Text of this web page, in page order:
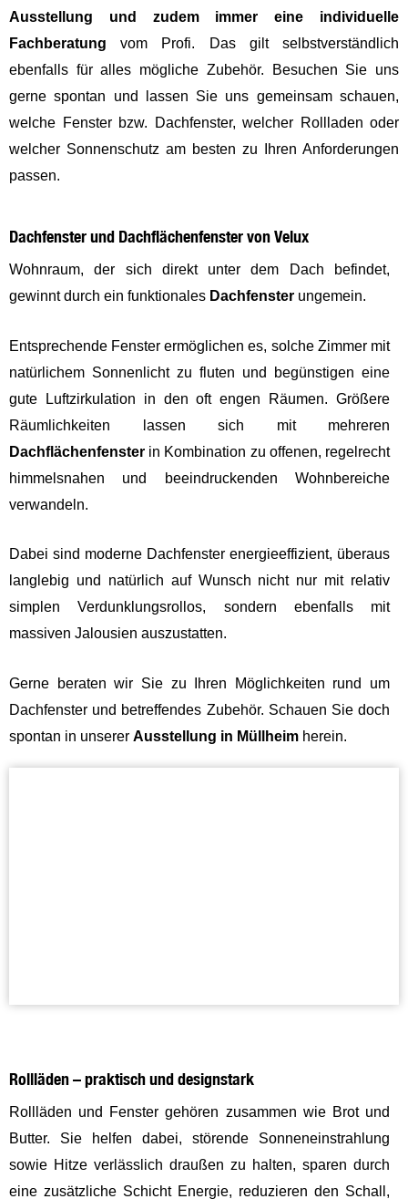
Ausstellung und zudem immer eine individuelle
Fachberatung vom Profi. Das gilt selbstverständlich
ebenfalls für alles mögliche Zubehör. Besuchen Sie uns
gerne spontan und lassen Sie uns gemeinsam schauen,
welche Fenster bzw. Dachfenster, welcher Rollladen oder
welcher Sonnenschutz am besten zu Ihren Anforderungen
passen.
Dachfenster und Dachflächenfenster von Velux
Wohnraum, der sich direkt unter dem Dach befindet,
gewinnt durch ein funktionales Dachfenster ungemein.
Entsprechende Fenster ermöglichen es, solche Zimmer mit
natürlichem Sonnenlicht zu fluten und begünstigen eine
gute Luftzirkulation in den oft engen Räumen. Größere
Räumlichkeiten lassen sich mit mehreren
Dachflächenfenster in Kombination zu offenen, regelrecht
himmelsnahen und beeindruckenden Wohnbereiche
verwandeln.
Dabei sind moderne Dachfenster energieeffizient, überaus
langlebig und natürlich auf Wunsch nicht nur mit relativ
simplen Verdunklungsrollos, sondern ebenfalls mit
massiven Jalousien auszustatten.
Gerne beraten wir Sie zu Ihren Möglichkeiten rund um
Dachfenster und betreffendes Zubehör. Schauen Sie doch
spontan in unserer Ausstellung in Müllheim herein.
Rollläden – praktisch und designstark
Rollläden und Fenster gehören zusammen wie Brot und
Butter. Sie helfen dabei, störende Sonneneinstrahlung
sowie Hitze verlässlich draußen zu halten, sparen durch
eine zusätzliche Schicht Energie, reduzieren den Schall,